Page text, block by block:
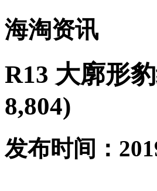
海淘资讯
R13 大廓形
8,804)
发布时间：